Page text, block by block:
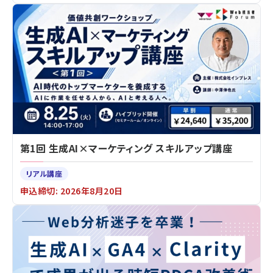
第1回 生成AI×マーケティング スキルアップ講座
リアル講座
申込締切: 2026年8月20日